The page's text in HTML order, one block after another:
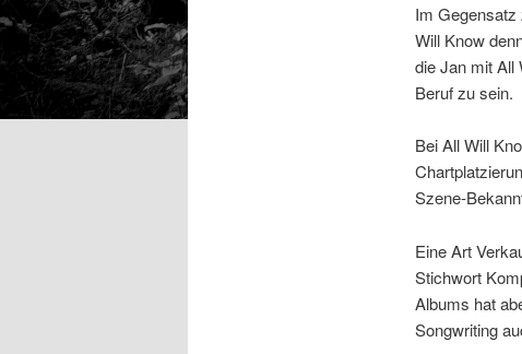
Im
Will Know
die Jan mit All
Beruf zu sein.
Bei All Will
Szene-
Eine Art
Stichwort
Albums hat
Songwriting